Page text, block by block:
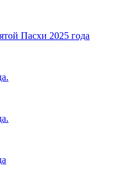
Пасхи 2025 года